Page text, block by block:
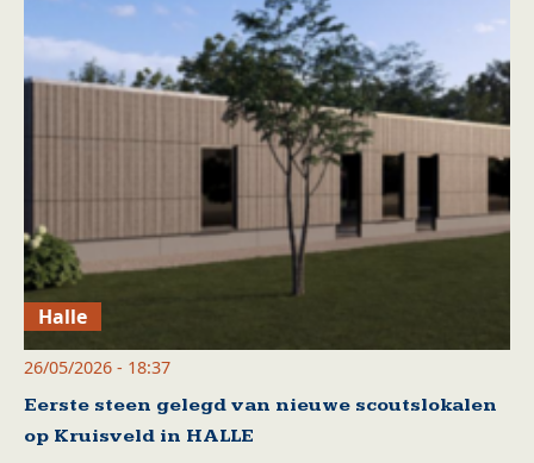
Halle
26/05/2026 - 18:37
Eerste steen gelegd van nieuwe scoutslokalen
op Kruisveld in HALLE